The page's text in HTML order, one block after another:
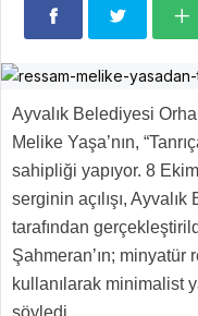
Ayvalık Belediyesi
Melike Yaşa’nın,
sahipliği yapıyor. 8
serginin açılışı,
tarafından
Şahmeran’ın; minyatür
kullanılarak minimalist
söyledi.